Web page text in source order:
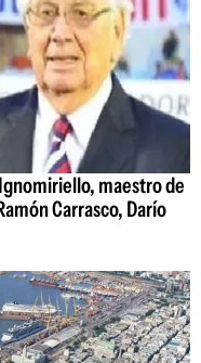
maestro de
Carrasco, Darío